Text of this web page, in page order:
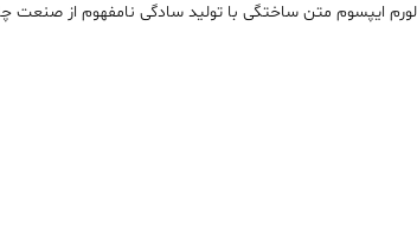
لورم ايپسوم متن ساختگی با توليد سادگی نامفهوم از صنعت